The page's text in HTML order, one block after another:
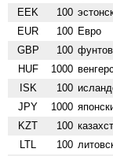
EEK 100
EUR 100 Евро
GBP 100
HUF 1000
ISK 100
JPY 1000
KZT 100
LTL 100